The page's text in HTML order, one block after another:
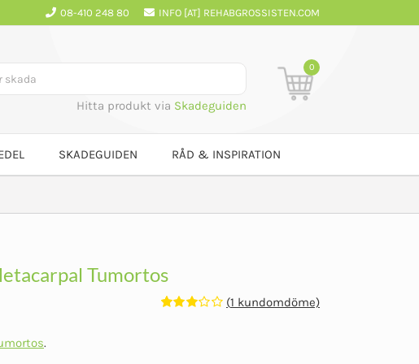
08-410 248 80 INFO [AT] REHABGROSSISTEN.COM
Hitta produkt via Skadeguiden
0
SKADEGUIDEN RÅD & INSPIRATION
Tumortos
(1 kundomdöme)
.